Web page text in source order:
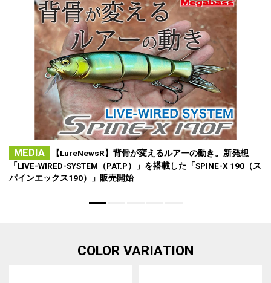
MEDIA
【LureNewsR】背骨が変えるルアーの動き。新発想
「LIVE-WIRED-SYSTEM（PAT.P）」を搭載した「SPINE-X 190（ス
パインエックス190）」販売開始
COLOR VARIATION